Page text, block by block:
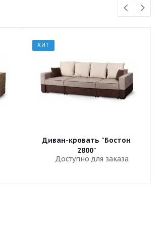
ХИТ
Диван-кровать "Бостон
2800"
Доступно для заказа